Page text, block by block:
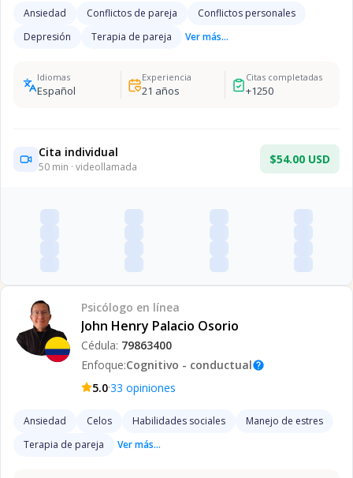
Ansiedad Conflictos de pareja
Conflictos personales
Depresión
Terapia de pareja Ver más...
Idiomas
Español
Experiencia
21 años
Citas completadas
+1250
Cita individual
50 min · videollamada
$54.00 USD
Psicólogo en línea
John Henry Palacio Osorio
Cédula: 79863400
Enfoque:Cognitivo - conductualhelp
5.0·33 opiniones
Ansiedad Celos Habilidades sociales
Manejo de estres
Terapia de pareja
Ver más...